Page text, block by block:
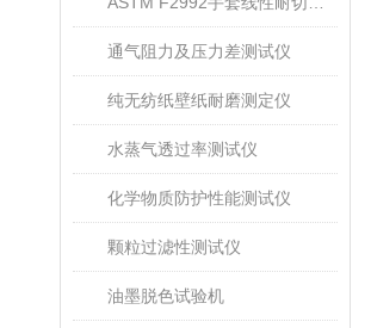
通气阻力及压力差测试仪
纯无纺纸壁纸耐磨测定仪
水蒸气透过率测试仪
化学物质防护性能测试仪
颗粒过滤性测试仪
油墨脱色试验机